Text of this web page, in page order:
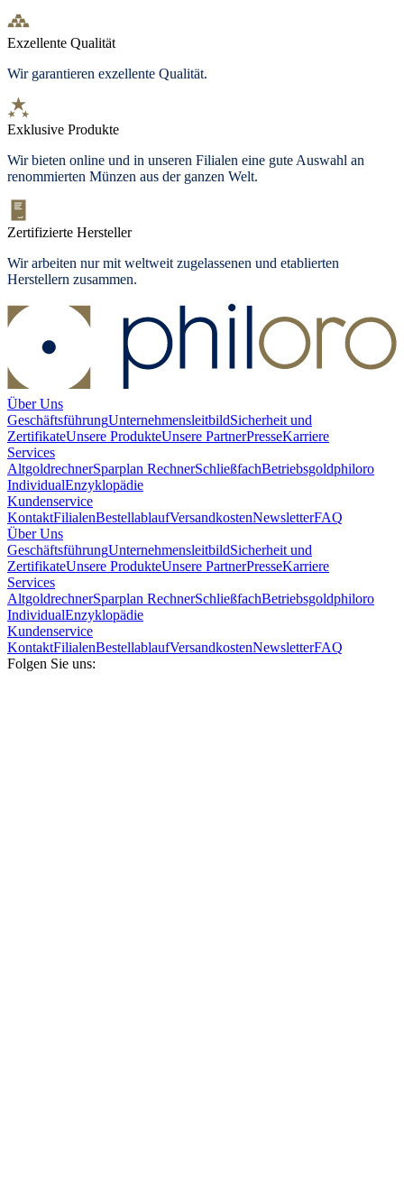
Exzellente Qualität
Wir garantieren exzellente Qualität.
Exklusive Produkte
Wir bieten online und in unseren Filialen eine gute Auswahl an
renommierten Münzen aus der ganzen Welt.
Zertifizierte Hersteller
Wir arbeiten nur mit weltweit zugelassenen und etablierten
Herstellern zusammen.
Über Uns
GeschäftsführungUnternehmensleitbildSicherheit und
ZertifikateUnsere ProdukteUnsere PartnerPresseKarriere
Services
AltgoldrechnerSparplan RechnerSchließfachBetriebsgoldphiloro
IndividualEnzyklopädie
Kundenservice
KontaktFilialenBestellablaufVersandkostenNewsletterFAQ
Über Uns
GeschäftsführungUnternehmensleitbildSicherheit und
ZertifikateUnsere ProdukteUnsere PartnerPresseKarriere
Services
AltgoldrechnerSparplan RechnerSchließfachBetriebsgoldphiloro
IndividualEnzyklopädie
Kundenservice
KontaktFilialenBestellablaufVersandkostenNewsletterFAQ
Folgen Sie uns: